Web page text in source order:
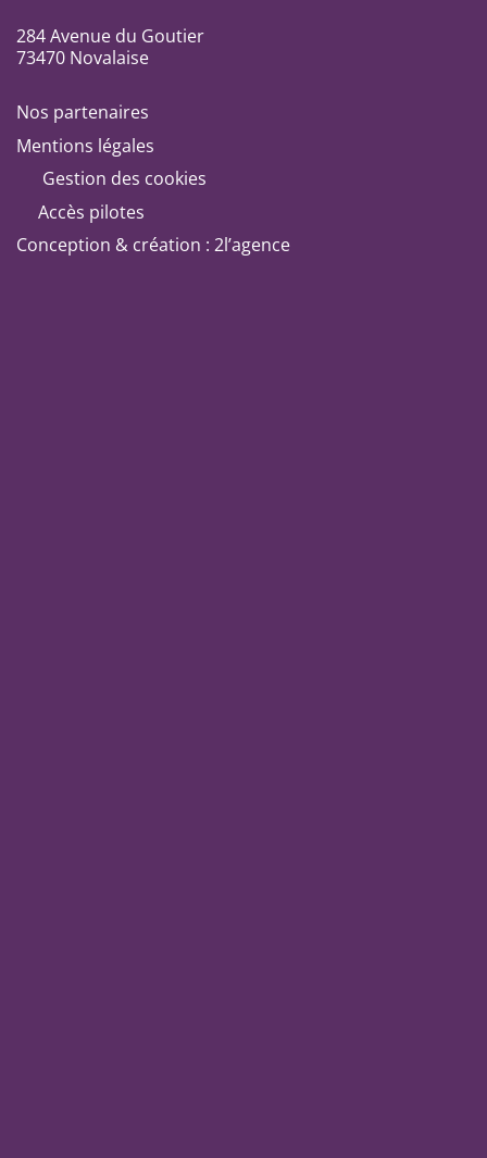
284 Avenue du Goutier
73470 Novalaise
Nos partenaires
Mentions légales
Gestion des cookies
Accès pilotes
Conception & création : 2l’agence